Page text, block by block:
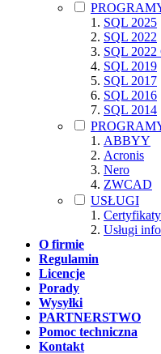
SQL 2025
SQL 2022
SQL 2022
SQL 2019
SQL 2017
SQL 2016
SQL 2014
ABBYY
Acronis
Nero
ZWCAD
USŁUGI
Usługi
O firmie
Regulamin
Licencje
Porady
Wysyłki
PARTNERSTWO
Pomoc techniczna
Kontakt